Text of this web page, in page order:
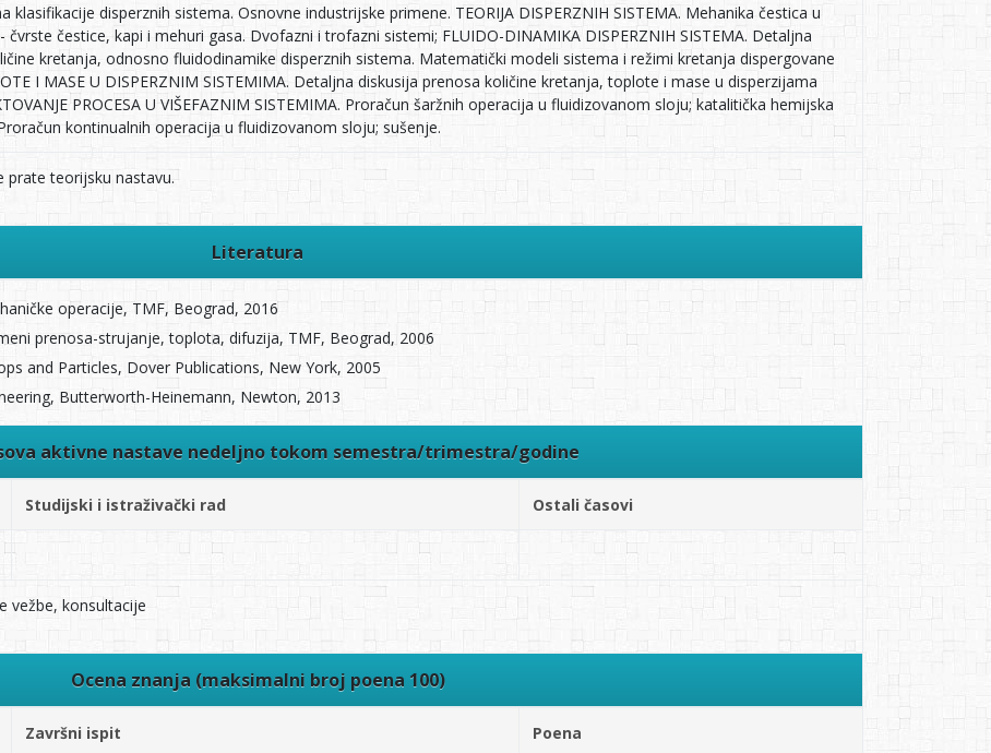
klasifikacije disperznih sistema. Osnovne industrijske primene. TEORIJA DISPERZNIH SISTEMA. Mehanika čestica u
čestice, kapi i mehuri gasa. Dvofazni i trofazni sistemi; FLUIDO-DINAMIKA DISPERZNIH SISTEMA. Detaljna
kretanja, odnosno fluidodinamike disperznih sistema. Matematički modeli sistema i režimi kretanja dispergovane
I MASE U DISPERZNIM SISTEMIMA. Detaljna diskusija prenosa količine kretanja, toplote i mase u disperzijama
PROCESA U VIŠEFAZNIM SISTEMIMA. Proračun šaržnih operacija u fluidizovanom sloju; katalitička hemijska
kontinualnih operacija u fluidizovanom sloju; sušenje.
prate teorijsku nastavu.
Literatura
operacije, TMF, Beograd, 2016
prenosa-strujanje, toplota, difuzija, TMF, Beograd, 2006
and Particles, Dover Publications, New York, 2005
Butterworth-Heinemann, Newton, 2013
aktivne nastave nedeljno tokom semestra/trimestra/godine
Studijski i istraživački rad Ostali časovi
vežbe, konsultacije
Ocena znanja (maksimalni broj poena 100)
Završni ispit Poena